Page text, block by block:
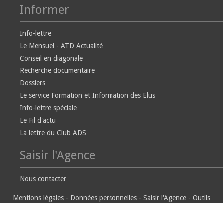
Informer
Info-lettre
Le Mensuel - ATD Actualité
Conseil en diagonale
Recherche documentaire
Dossiers
Le service Formation et Information des Elus
Info-lettre spéciale
Le Fil d'actu
La lettre du Club ADS
Saisir l'Agence
Nous contacter
Mentions légales - Données personnelles - Saisir l'Agence - Outils